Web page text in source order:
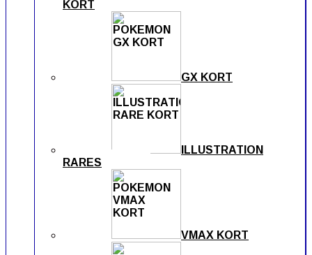
KORT
GX KORT
ILLUSTRATION
RARES
VMAX KORT